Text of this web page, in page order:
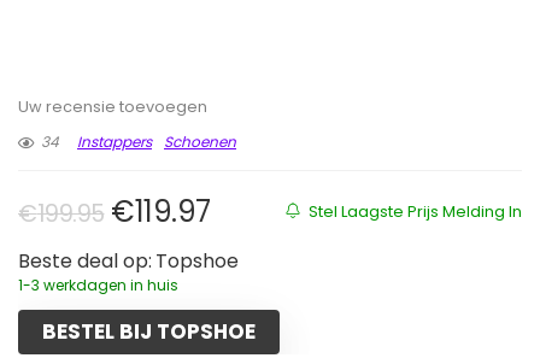
Uw recensie toevoegen
34
Instappers Schoenen
Stel Laagste Prijs Melding In
€199.95 Oorspronkelijke prijs was:
€119.97Huidige prijs is: €119.97.
Beste deal op: Topshoe
1-3 werkdagen in huis
BESTEL BIJ TOPSHOE